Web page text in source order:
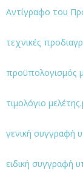
Αντίγραφο του
τεχνικές
προϋπολογισμός
τιμολόγιο
γενική συγγραφή
ειδική συγγραφή